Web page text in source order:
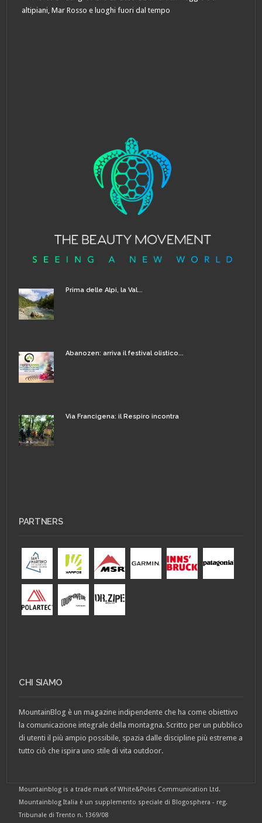
altipiani, Mar Rosso e luoghi fuori dal tempo
Prima delle Alpi, la Val...
Abanozen: arriva il festival olistico...
Via Francigena: il Respiro incontra
PARTNERS
CHI SIAMO
MountainBlog è un magazine indipendente che ha come obiettivo
la comunicazione integrale della montagna. Scritto per un pubblico
di utenti il più ampio possibile, spazia dalle discipline più estreme a
tutto ciò che ispira uno stile di vita outdoor.
Mountainblog is a trade mark of White&Poles Communication Ltd.
Mountainblog Italia è un supplemento speciale di Blogosphera - reg.
Tribunale di Trento n. 1369/08